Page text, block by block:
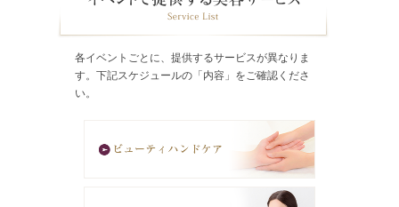
各イベントごとに、提供するサービスが異なりま
す。下記スケジュールの「内容」をご確認くださ
い。